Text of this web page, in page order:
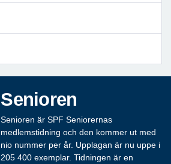
Senioren
Senioren är SPF Seniorernas
medlemstidning och den kommer ut med
nio nummer per år. Upplagan är nu uppe i
205 400 exemplar. Tidningen är en